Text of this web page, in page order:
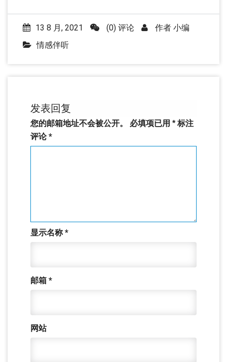
13 8 月, 2021 (0) 评论 作者 小编
情感伴听
发表回复
您的邮箱地址不会被公开。 必填项已用 * 标注
评论*
显示名称*
邮箱 *
网站